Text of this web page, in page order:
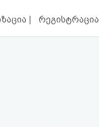
| რეგისტრაცია